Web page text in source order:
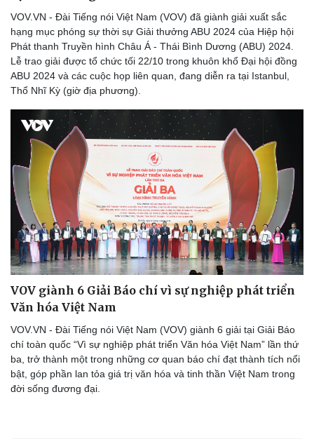
Sức khỏe
Dinh dưỡng - món ngon
Cây thuốc
Sản phụ khoa
Nhi khoa
Nam khoa
Làm đẹp - giảm cân
Phòng mạch online
Ăn sạch sống khỏe
Nhà đẹp
Blog
Tình yêu - Gia đình
VOV.VN - Đài Tiếng nói Việt Nam (VOV) đã giành giải xuất sắc
hạng mục phóng sự thời sự Giải thưởng ABU 2024 của Hiệp hội
Phát thanh Truyền hình Châu Á - Thái Bình Dương (ABU) 2024.
Lễ trao giải được tổ chức tối 22/10 trong khuôn khổ Đại hội đồng
ABU 2024 và các cuộc họp liên quan, đang diễn ra tại Istanbul,
Thổ Nhĩ Kỳ (giờ địa phương).
VOV giành 6 Giải Báo chí vì sự nghiệp phát triển
Văn hóa Việt Nam
VOV.VN - Đài Tiếng nói Việt Nam (VOV) giành 6 giải tại Giải Báo
chí toàn quốc “Vì sự nghiệp phát triển Văn hóa Việt Nam” lần thứ
ba, trở thành một trong những cơ quan báo chí đạt thành tích nổi
bật, góp phần lan tỏa giá trị văn hóa và tinh thần Việt Nam trong
đời sống đương đại.